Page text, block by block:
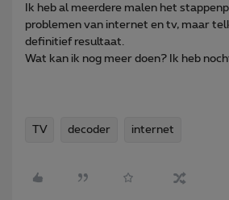
Ik heb al meerdere malen het
problemen van internet en tv, maar
definitief resultaat.
Wat kan ik nog meer doen? Ik heb
TV decoder internet